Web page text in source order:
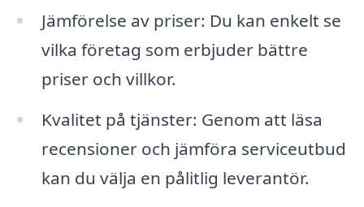
Jämförelse av priser: Du kan enkelt se
vilka företag som erbjuder bättre
priser och villkor.
Kvalitet på tjänster: Genom att läsa
recensioner och jämföra serviceutbud
kan du välja en pålitlig leverantör.